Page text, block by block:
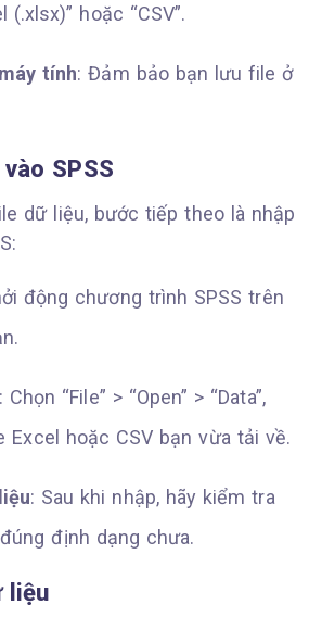
hoặc “CSV”.
tính: Đảm bảo bạn lưu file ở
SPSS
dữ liệu, bước tiếp theo là nhập
động chương trình SPSS trên
: Chọn “File” > “Open” > “Data”,
Excel hoặc CSV bạn vừa tải về.
: Sau khi nhập, hãy kiểm tra
định dạng chưa.
liệu